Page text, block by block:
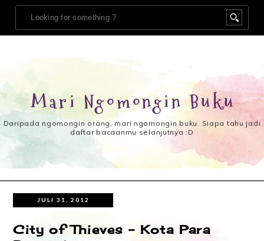
Mari Ngomongin Buku
Daripada ngomongin orang, mari ngomongin buku. Siapa tahu jadi
daftar bacaanmu selanjutnya :D
JULI 31, 2012
City of Thieves – Kota Para